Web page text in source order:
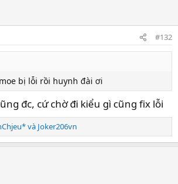
#132
bị lỗi rồi huynh đài ơi
đc, cứ chờ đi kiểu gì cũng fix lỗi
và Joker206vn